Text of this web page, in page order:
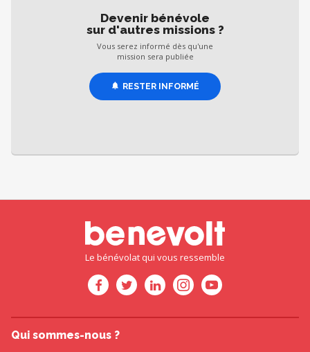
Devenir bénévole
sur d'autres missions ?
Vous serez informé dès qu'une
mission sera publiée
RESTER INFORMÉ
Le bénévolat qui vous ressemble
Qui sommes-nous ?